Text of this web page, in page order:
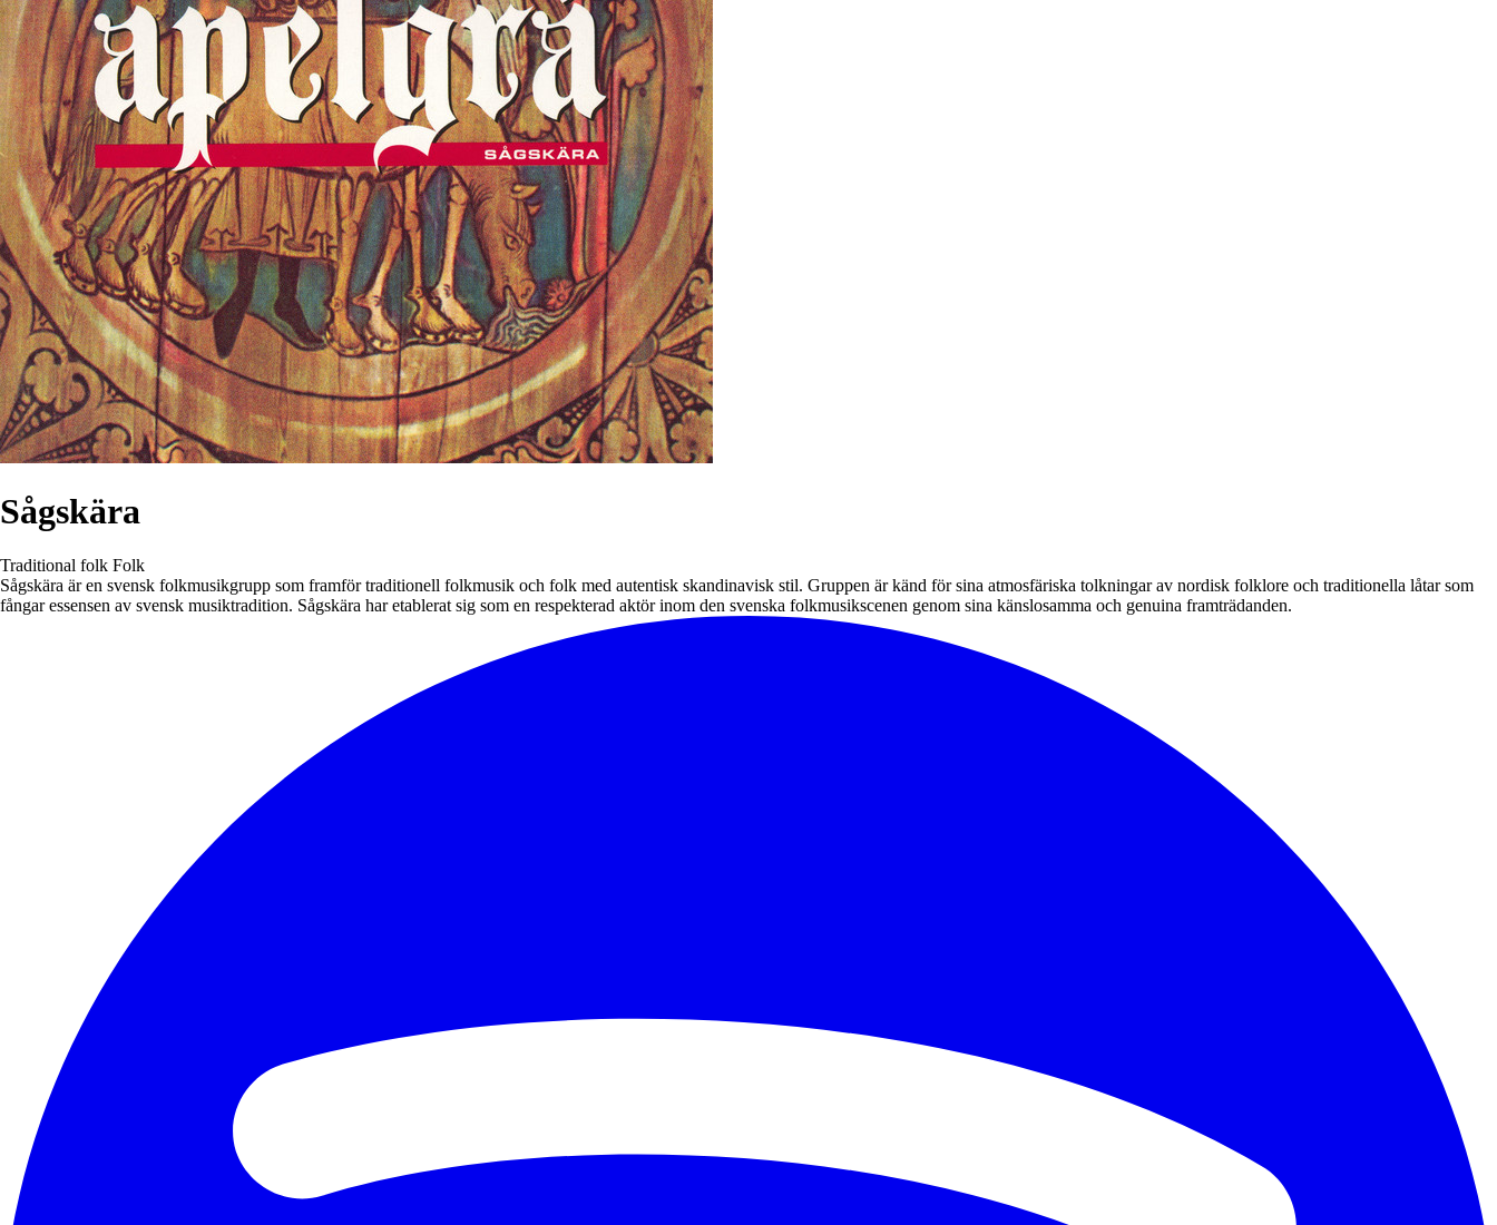
Sågskära
Traditional folk Folk
Sågskära är en svensk folkmusikgrupp som framför traditionell folkmusik och folk med autentisk skandinavisk stil. Gruppen är känd för sina atmosfäriska tolkningar av nordisk folklore och traditionella låtar som
fångar essensen av svensk musiktradition. Sågskära har etablerat sig som en respekterad aktör inom den svenska folkmusikscenen genom sina känslosamma och genuina framträdanden.